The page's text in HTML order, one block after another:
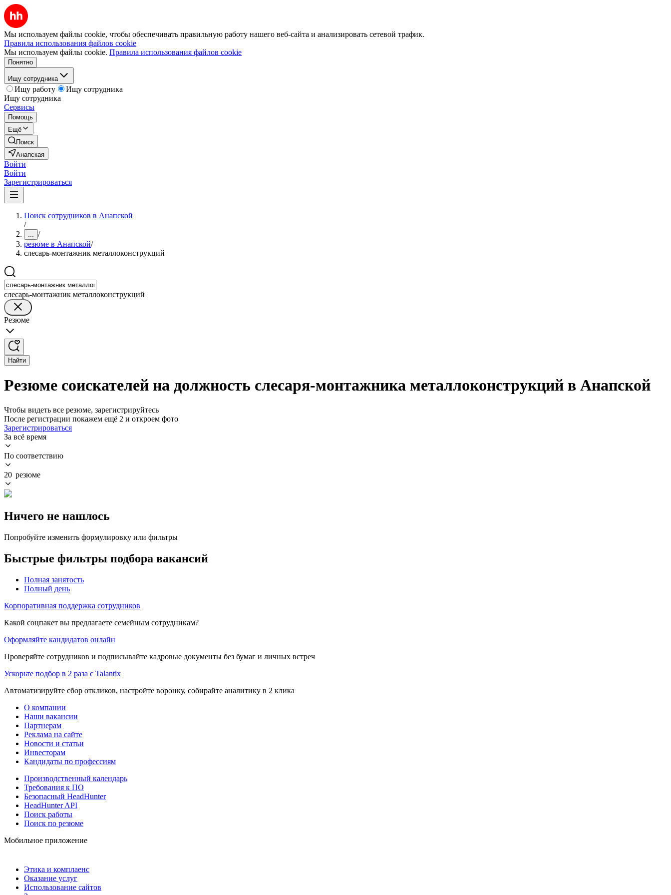
Мы используем файлы cookie, чтобы обеспечивать правильную работу нашего веб-сайта и анализировать сетевой трафик.
Правила использования файлов cookie
Мы используем файлы cookie. Правила использования файлов cookie
Понятно
Ищу сотрудника
Ищу работу
Ищу сотрудника
Ищу сотрудника
Сервисы
Помощь
Ещё
Поиск
Анапская
Войти
Войти
Зарегистрироваться
Поиск сотрудников в Анапской
/
... /
резюме в Анапской/
слесарь-монтажник металлоконструкций
слесарь-монтажник металлоконструкций
Резюме
Найти
Резюме соискателей на должность слесаря-монтажника металлоконструкций в Анапской
Чтобы видеть все резюме, зарегистрируйтесь
После регистрации покажем ещё 2 и откроем фото
Зарегистрироваться
За всё время
По соответствию
20 резюме
Ничего не нашлось
Попробуйте изменить формулировку или фильтры
Быстрые фильтры подбора вакансий
Полная занятость
Полный день
Корпоративная поддержка сотрудников
Какой соцпакет вы предлагаете семейным сотрудникам?
Оформляйте кандидатов онлайн
Проверяйте сотрудников и подписывайте кадровые документы без бумаг и личных встреч
Ускорьте подбор в 2 раза с Talantix
Автоматизируйте сбор откликов, настройте воронку, собирайте аналитику в 2 клика
О компании
Наши вакансии
Партнерам
Реклама на сайте
Новости и статьи
Инвесторам
Кандидаты по профессиям
Производственный календарь
Требования к ПО
Безопасный HeadHunter
HeadHunter API
Поиск работы
Поиск по резюме
Мобильное приложение
Этика и комплаенс
Оказание услуг
Использование сайтов